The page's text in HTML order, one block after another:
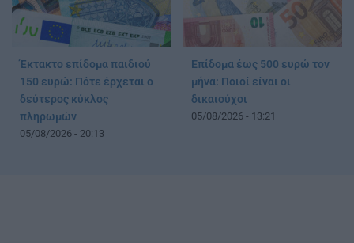
Έκτακτο επίδομα παιδιού
150 ευρώ: Πότε έρχεται ο
δεύτερος κύκλος
πληρωμών
05/08/2026 - 20:13
Επίδομα έως 500 ευρώ τον
μήνα: Ποιοί είναι οι
δικαιούχοι
05/08/2026 - 13:21